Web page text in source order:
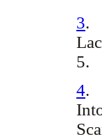
3.
5.
4.